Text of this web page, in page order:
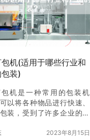
机(适用于哪些行业和
装)
机是一种常用的包装机
以将各种物品进行快速、
装，受到了许多企业的青
品的包装呢？接下来，本
2023年8月15日